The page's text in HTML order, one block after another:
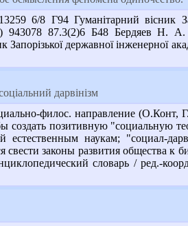
6/8 Г94 Гуманітарний вісник
943078 87.3(2)6 Б48 Бердяев Н.
державної інженерної
дарвінізм
филос. направление
создать позитивную "социальную
естественным наукам; "социал-
законы развития общества к
словарь / ред.-